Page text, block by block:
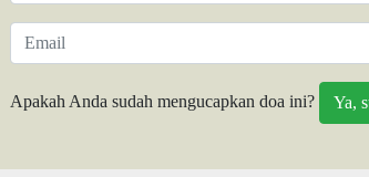
Apakah Anda sudah mengucapkan doa ini?